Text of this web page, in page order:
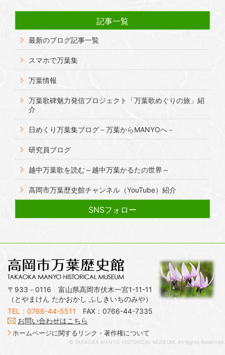
記事一覧
最新のブログ記事一覧
スマホで万葉集
万葉情報
万葉歌碑魅力発信プロジェクト「万葉歌めぐりの旅」紹
介
日めくり万葉集ブログ－万葉からMANYOへ－
研究員ブログ
越中万葉歌を読む～越中万葉かるたの世界～
高岡市万葉歴史館チャンネル（YouTube）紹介
SNSフォロー
〒933－0116 富山県高岡市伏木一宮1-11-11
（とやまけん たかおかし ふしきいちのみや）
TEL：0766-44-5511
FAX：0766-44-7335
お問い合わせはこちら
ホームページに関するリンク・著作権について
© TAKAOKA MANYO HISTORICAL MUSEUM. All Rights Reserved.